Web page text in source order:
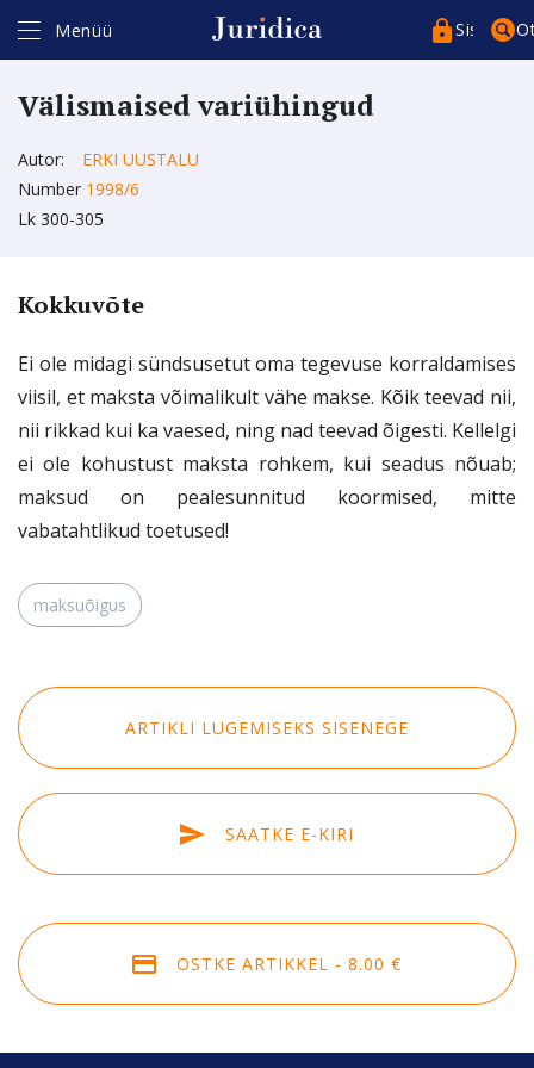
Menüü Sisenege
Välismaised variühingud
Autor:
ERKI UUSTALU
Number 1998/6
Lk 300-305
Kokkuvõte
Ei ole midagi sündsusetut oma tegevuse korraldamises
viisil, et maksta võimalikult vähe makse. Kõik teevad nii,
nii rikkad kui ka vaesed, ning nad teevad õigesti. Kellelgi
ei ole kohustust maksta rohkem, kui seadus nõuab;
maksud on pealesunnitud koormised, mitte
vabatahtlikud toetused!
maksuõigus
ARTIKLI LUGEMISEKS SISENEGE
SAATKE E-KIRI
OSTKE ARTIKKEL - 8.00 €
Parool*
Pea sessioon meeles
SISENEGE
Kui teil ei ole kasutajakontot, siis registreeruge
Kui teil ei ole kasutajakontot, siis registreeruge